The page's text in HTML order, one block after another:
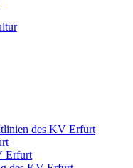
des KV Erfurt
Erfurt